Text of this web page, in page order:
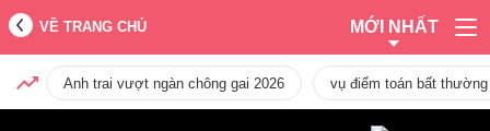
VỀ TRANG CHỦ MỚI NHẤT
Anh trai vượt ngàn chông gai 2026 vụ điểm toán bất